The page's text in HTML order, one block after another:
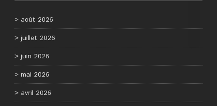
août 2026
juillet 2026
juin 2026
mai 2026
avril 2026